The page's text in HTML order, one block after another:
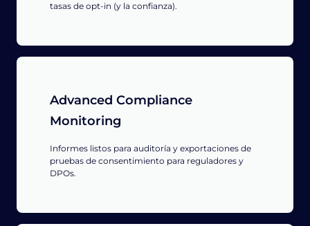
tasas de opt-in (y la confianza).
Advanced Compliance
Monitoring
Informes listos para auditoría y exportaciones de
pruebas de consentimiento para reguladores y
DPOs.